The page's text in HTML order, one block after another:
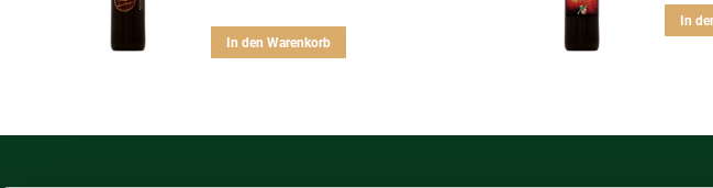
In den Warenkorb
In